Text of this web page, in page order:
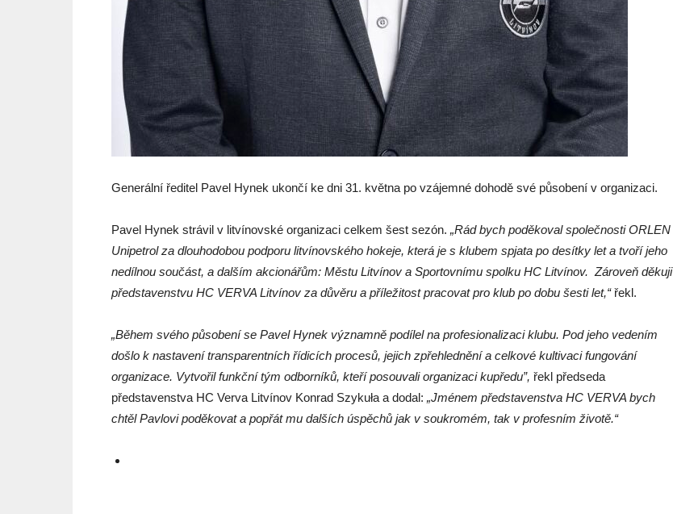
Generální ředitel Pavel Hynek ukončí ke dni 31. května po vzájemné dohodě své působení v organizaci.
Pavel Hynek strávil v litvínovské organizaci celkem šest sezón. „Rád bych poděkoval společnosti ORLEN
Unipetrol za dlouhodobou podporu litvínovského hokeje, která je s klubem spjata po desítky let a tvoří jeho
nedílnou součást, a dalším akcionářům: Městu Litvínov a Sportovnímu spolku HC Litvínov. Zároveň děkuji
představenstvu HC VERVA Litvínov za důvěru a příležitost pracovat pro klub po dobu šesti let,“řekl.
„Během svého působení se Pavel Hynek významně podílel na profesionalizaci klubu. Pod jeho vedením
došlo k nastavení transparentních řídicích procesů, jejich zpřehlednění a celkové kultivaci fungování
organizace. Vytvořil funkční tým odborníků, kteří posouvali organizaci kupředu”, řekl předseda
představenstva HC Verva Litvínov Konrad Szykuła a dodal: „Jménem představenstva HC VERVA bych
chtěl Pavlovi poděkovat a popřát mu dalších úspěchů jak v soukromém, tak v profesním životě.“